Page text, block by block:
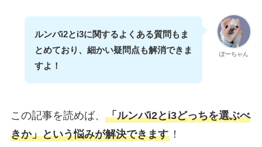
ぽーちゃん
ルンバi2とi3に関するよくある質問もま
とめており、細かい疑問点も解消できま
すよ！
この記事を読めば、 「ルンバi2とi3どっちを選ぶべ
きか」という悩みが解決できます！